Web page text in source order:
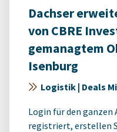
Dachser
von CBRE
gemanagtem
Isenburg
Logistik | Deals
Login für den
registriert, erstellen